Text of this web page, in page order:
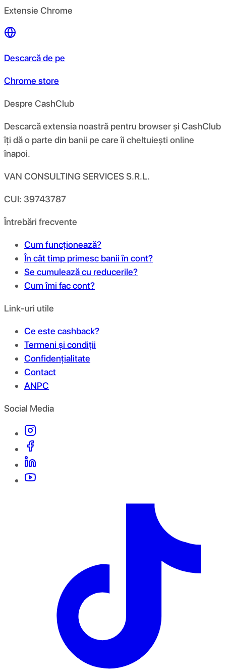
Extensie Chrome
Descarcă de pe
Chrome store
Despre CashClub
Descarcă extensia noastră pentru browser și CashClub
îți dă o parte din banii pe care îi cheltuiești online
înapoi.
VAN CONSULTING SERVICES S.R.L.
CUI: 39743787
Întrebări frecvente
Cum funcționează?
În cât timp primesc banii în cont?
Se cumulează cu reducerile?
Cum îmi fac cont?
Link-uri utile
Ce este cashback?
Termeni și condiții
Confidențialitate
Contact
ANPC
Social Media